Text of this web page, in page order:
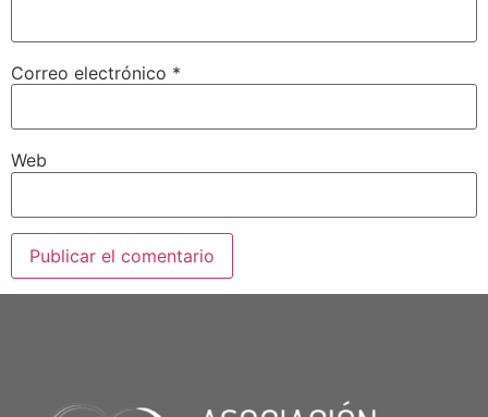
Correo electrónico *
Web